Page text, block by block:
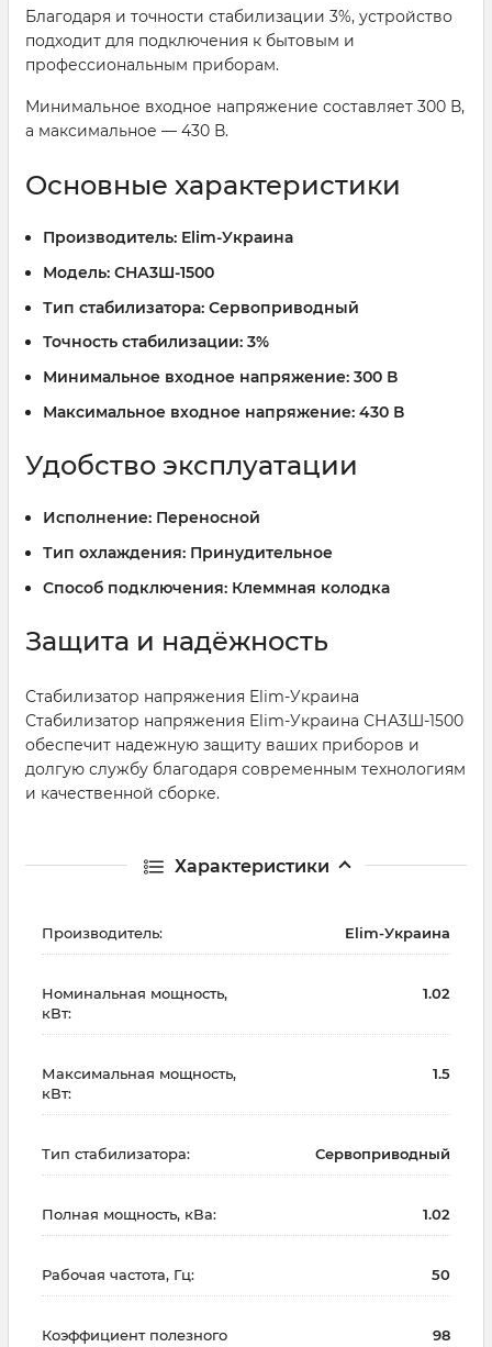
Благодаря и точности стабилизации 3%, устройство
подходит для подключения к бытовым и
профессиональным приборам.
Минимальное входное напряжение составляет 300 В,
а максимальное — 430 В.
Основные характеристики
Производитель: Elim-Украина
Модель: СНА3Ш-1500
Тип стабилизатора: Сервоприводный
Точность стабилизации: 3%
Минимальное входное напряжение: 300 В
Максимальное входное напряжение: 430 В
Удобство эксплуатации
Исполнение: Переносной
Тип охлаждения: Принудительное
Способ подключения: Клеммная колодка
Защита и надёжность
Стабилизатор напряжения Elim-Украина
Стабилизатор напряжения Elim-Украина СНА3Ш-1500
обеспечит надежную защиту ваших приборов и
долгую службу благодаря современным технологиям
и качественной сборке.
Характеристики
Производитель: Elim-Украина
Номинальная мощность,
кВт:
1.02
Максимальная мощность,
кВт:
1.5
Тип стабилизатора: Сервоприводный
Полная мощность, кВа: 1.02
Рабочая частота, Гц: 50
Коэффициент полезного
98